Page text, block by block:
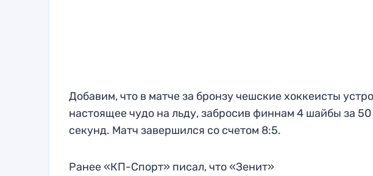
Добавим, что в матче за бронзу чешские хоккеисты
настоящее чудо на льду, забросив финнам 4 шайбы за 50
секунд. Матч завершился со счетом 8:5.
Ранее «КП-Спорт» писал, что «Зенит»